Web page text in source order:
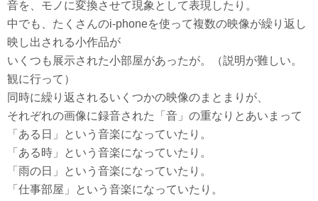
音を、モノに変換させて現象として表現したり。
中でも、たくさんのi-phoneを使って複数の映像が繰り返し
映し出される小作品が
いくつも展示された小部屋があったが。（説明が難しい。
観に行って）
同時に繰り返されるいくつかの映像のまとまりが、
それぞれの画像に録音された「音」の重なりとあいまって
「ある日」という音楽になっていたり。
「ある時」という音楽になっていたり。
「雨の日」という音楽になっていたり。
「仕事部屋」という音楽になっていたり。